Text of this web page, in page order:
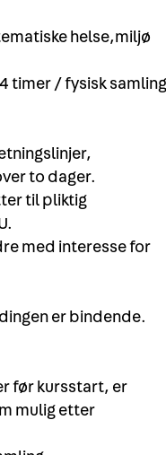
helse,miljø
timer / fysisk samling
to dager.
til pliktig
med interesse for
er bindende.
før kursstart, er
mulig etter